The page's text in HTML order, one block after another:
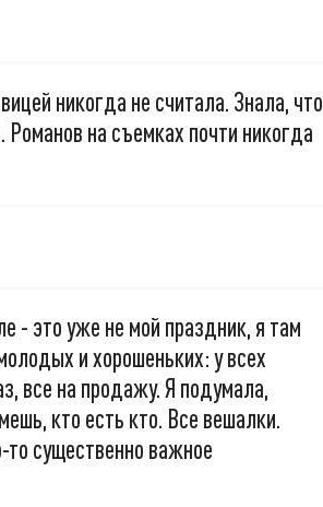
никогда не считала. Знала, что
Романов на съемках почти никогда
- это уже не мой праздник, я там
и хорошеньких: у всех
все на продажу. Я подумала,
кто есть кто. Все вешалки.
то существенно важное